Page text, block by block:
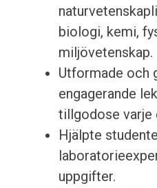
biologi, kemi,
miljövetenskap.
Utformade och
engagerande
tillgodose varje
Hjälpte
uppgifter.